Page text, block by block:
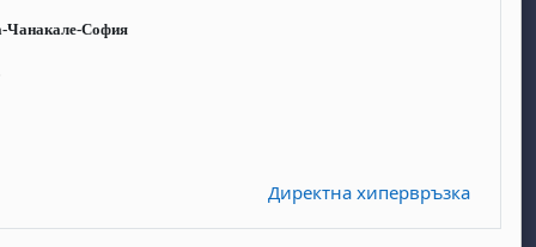
Чанакале-София
Директна хипервръзка